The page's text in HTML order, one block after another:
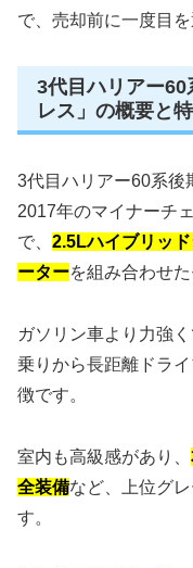
で、売却前に一度目
3代目ハリアー
レス」の概要と
3代目ハリアー60系後
2017年のマイナーチ
で、 2.5Lハイブリッ
ーターを組み合わせた
ガソリン車より力強
乗りから長距離ドラ
徴です。
室内も高級感があり、
全装備など、上位グ
す。